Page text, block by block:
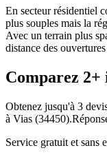
En secteur résidentiel
plus souples mais la
Avec un terrain plus
distance des
Comparez 2+
Obtenez jusqu'à 3
à Vias (34450).
Service gratuit et sans